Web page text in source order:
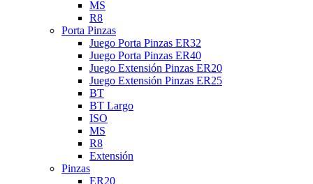
MS
R8
Porta Pinzas
Juego Porta Pinzas ER32
Juego Porta Pinzas ER40
Juego Extensión Pinzas ER20
Juego Extensión Pinzas ER25
BT
BT Largo
ISO
MS
R8
Extensión
Pinzas
ER20